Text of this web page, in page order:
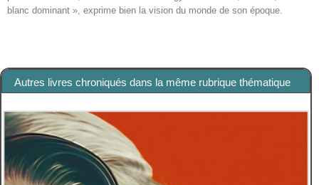
blanc dominant », exprime bien la vision du monde de son époque.
Autres livres chroniqués dans la même rubrique thématique